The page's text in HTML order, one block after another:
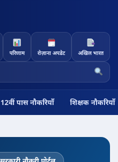
परिणाम रोज़ाना अपडेट अखिल भारत
12वीं पास नौकरियाँ शिक्षक नौकरियाँ